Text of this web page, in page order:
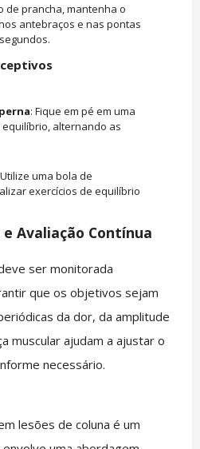
de prancha, mantenha o
antebraços e nas pontas
: Fique em pé em uma
alternando as
uma bola de
exercícios de equilíbrio
Avaliação Contínua
ser monitorada
que os objetivos sejam
da dor, da amplitude
muscular ajudam a ajustar o
necessário.
lesões de coluna é um